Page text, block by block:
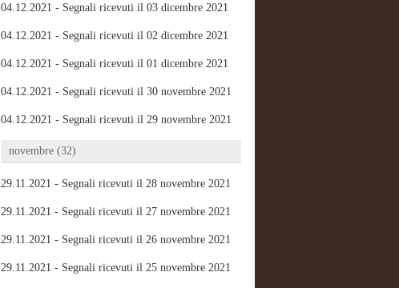
04.12.2021 - Segnali ricevuti il 03 dicembre 2021
04.12.2021 - Segnali ricevuti il 02 dicembre 2021
04.12.2021 - Segnali ricevuti il 01 dicembre 2021
04.12.2021 - Segnali ricevuti il 30 novembre 2021
04.12.2021 - Segnali ricevuti il 29 novembre 2021
novembre (32)
29.11.2021 - Segnali ricevuti il 28 novembre 2021
29.11.2021 - Segnali ricevuti il 27 novembre 2021
29.11.2021 - Segnali ricevuti il 26 novembre 2021
29.11.2021 - Segnali ricevuti il 25 novembre 2021